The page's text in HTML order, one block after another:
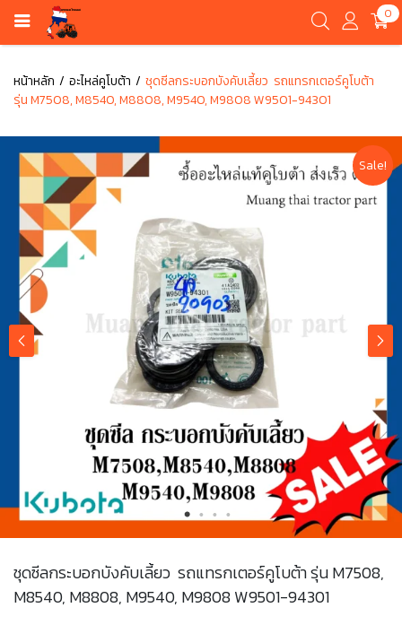
0
หน้าหลัก อะไหล่คูโบต้า
ชุดซีลกระบอกบังคับเลี้ยว รถแทรกเตอร์คูโบต้า
รุ่น M7508, M8540, M8808, M9540, M9808 W9501-94301
Sale!
ชุดซีลกระบอกบังคับเลี้ยว รถแทรกเตอร์คูโบต้า รุ่น M7508,
M8540, M8808, M9540, M9808 W9501-94301